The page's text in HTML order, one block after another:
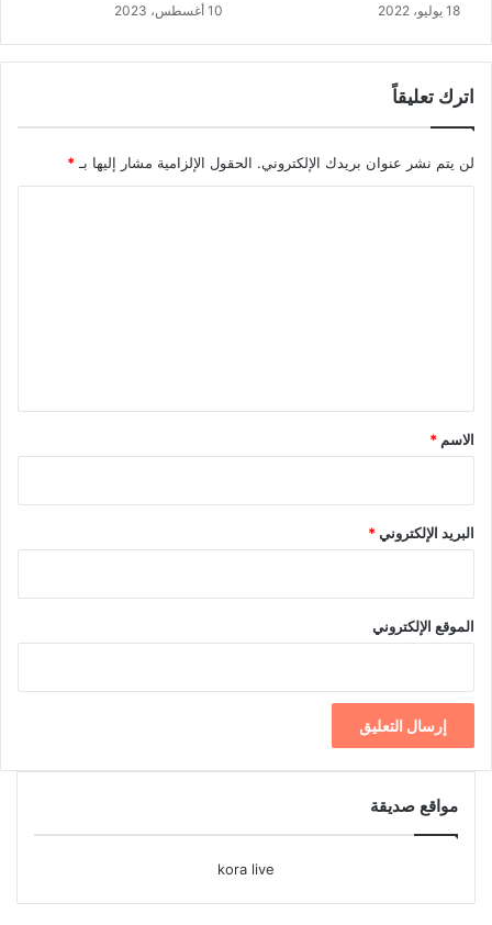
18 يوليو، 2022 10 أغسطس، 2023
اترك تعليقاً
لن يتم نشر عنوان بريدك الإلكتروني. الحقول الإلزامية مشار إليها بـ *
*
الاسم *
البريد الإلكتروني*
الموقع الإلكتروني
مواقع صديقة
kora live